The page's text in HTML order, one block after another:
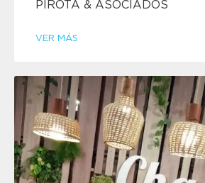
PIROTA & ASOCIADOS
VER MÁS